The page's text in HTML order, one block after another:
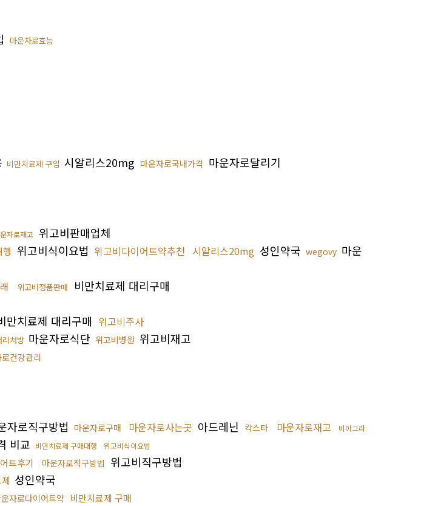
마운자로효능
비만치료제 구입 시알리스20mg 마운자로국내가격 마운자로달리기
자로재고 위고비판매업체
위고비식이요법 위고비다이어트약추천 시알리스20mg 성인약국 wegovy 마운
위고비정품판매 비만치료제 대리구매
만치료제 대리구매 위고비주사
리처방 마운자로식단 위고비병원 위고비재고
건강관리
자로직구방법 마운자로구매 마운자로사는곳 아드레닌 칵스타 마운자로재고
비아그라
비교 비만치료제 구매대행 위고비식이요법
트후기 마운자로직구방법 위고비직구방법
성인약국
자로다이어트약 비만치료제 구매